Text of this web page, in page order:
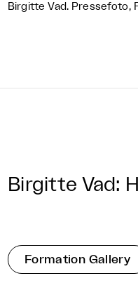
Birgitte Vad. Pressefoto,
Birgitte Vad:
Formation Gallery